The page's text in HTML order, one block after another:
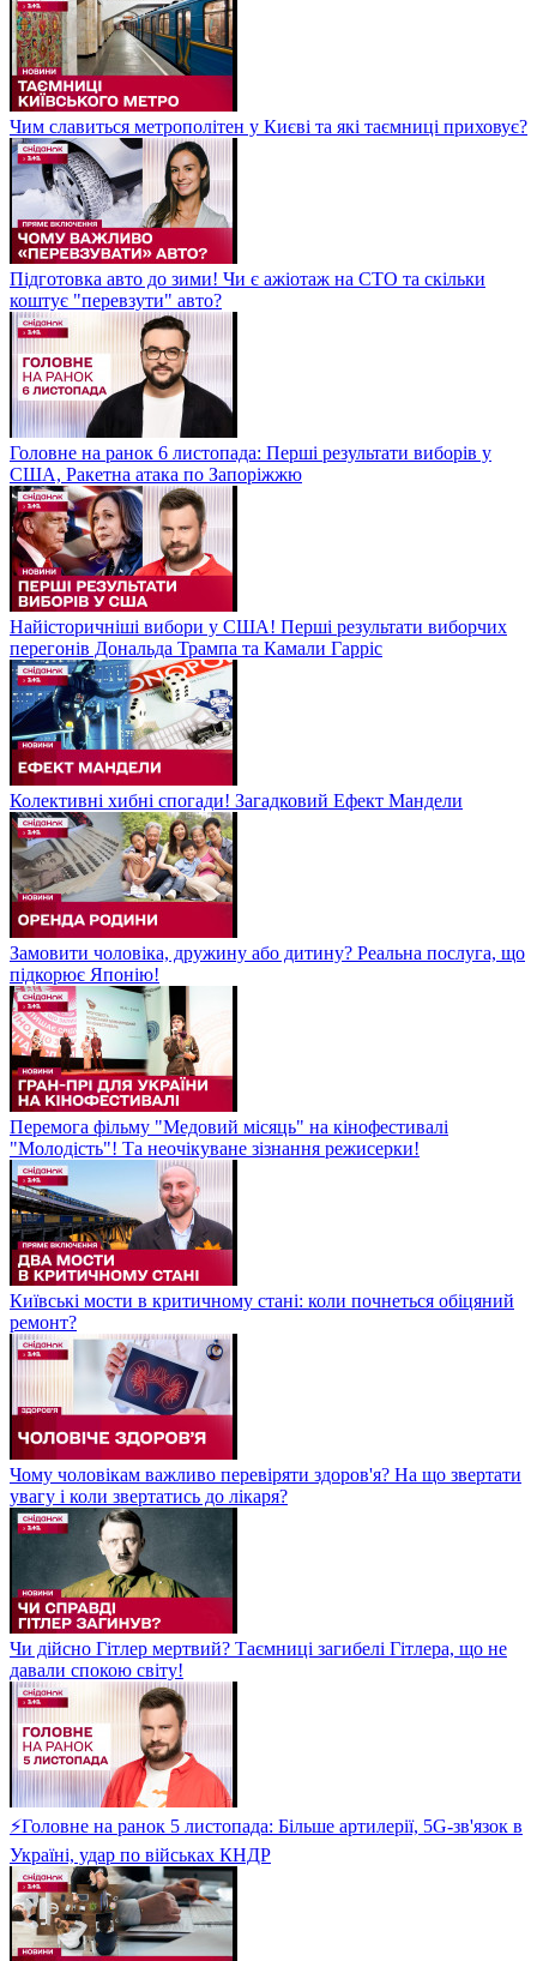
Чим славиться метрополітен у Києві та які таємниці приховує?
Підготовка авто до зими! Чи є ажіотаж на СТО та скільки
коштує "перевзути" авто?
Головне на ранок 6 листопада: Перші результати виборів у
США, Ракетна атака по Запоріжжю
Найісторичніші вибори у США! Перші результати виборчих
перегонів Дональда Трампа та Камали Гарріс
Колективні хибні спогади! Загадковий Ефект Мандели
Замовити чоловіка, дружину або дитину? Реальна послуга, що
підкорює Японію!
Перемога фільму "Медовий місяць" на кінофестивалі
"Молодість"! Та неочікуване зізнання режисерки!
Київські мости в критичному стані: коли почнеться обіцяний
ремонт?
Чому чоловікам важливо перевіряти здоров'я? На що звертати
увагу і коли звертатись до лікаря?
Чи дійсно Гітлер мертвий? Таємниці загибелі Гітлера, що не
давали спокою світу!
⚡Головне на ранок 5 листопада: Більше артилерії, 5G-зв'язок в
Україні, удар по військах КНДР